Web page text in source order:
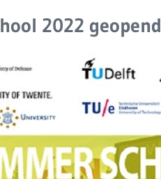
2022 geopend